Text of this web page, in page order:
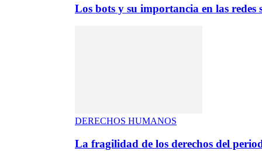
Los bots y su importancia en las redes
DERECHOS HUMANOS
La fragilidad de los derechos del